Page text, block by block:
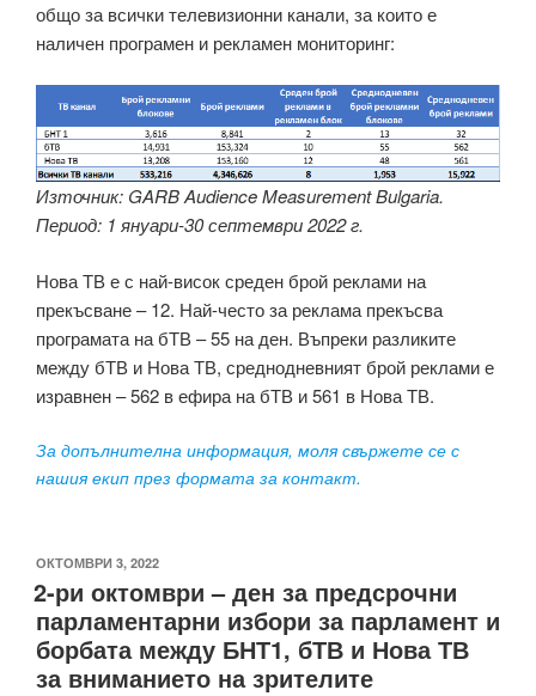
общо за всички телевизионни канали, за които е
наличен програмен и рекламен мониторинг:
Източник: GARB Audience Measurement Bulgaria.
Период: 1 януари-30 септември 2022 г.
Нова ТВ е с най-висок среден брой реклами на
прекъсване – 12. Най-често за реклама прекъсва
програмата на бТВ – 55 на ден. Въпреки разликите
между бТВ и Нова ТВ, среднодневният брой реклами е
изравнен – 562 в ефира на бТВ и 561 в Нова ТВ.
За допълнителна информация, моля свържете се с
нашия екип през формата за контакт.
ПУБЛИКУВАНО
НА
ОКТОМВРИ 3, 2022
2-ри октомври – ден за предсрочни
парламентарни избори за парламент и
борбата между БНТ1, бТВ и Нова ТВ
за вниманието на зрителите